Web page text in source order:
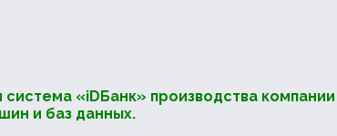
«iDБанк» производства
и баз данных.